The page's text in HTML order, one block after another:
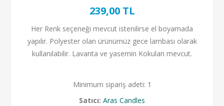
239,00 TL
Her Renk seçeneği mevcut istenilirse el boyamada
yapılır. Polyester olan ürünümüz gece lambası olarak
kullanılabilir. Lavanta ve yasemin Kokuları mevcut.
Minimum sipariş adeti: 1
Satıcı: Aras Candles